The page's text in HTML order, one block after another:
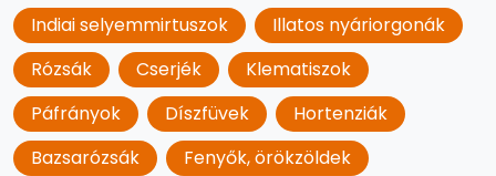
Indiai selyemmirtuszok
Illatos nyáriorgonák
Rózsák
Cserjék
Klematiszok
Páfrányok
Díszfüvek
Hortenziák
Bazsarózsák
Fenyők, örökzöldek